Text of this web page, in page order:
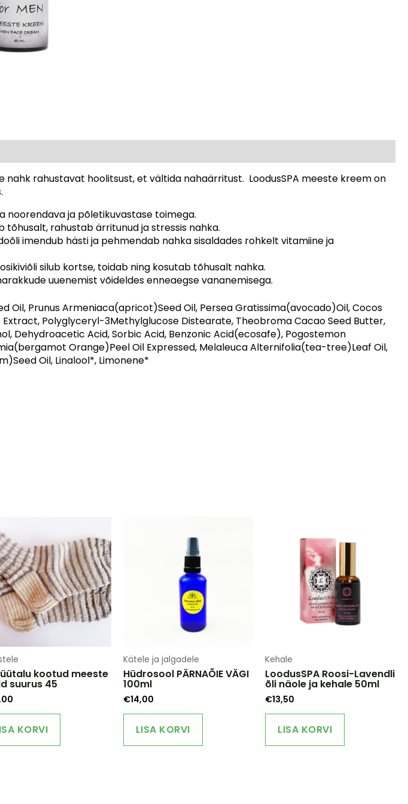
nahk rahustavat hoolitsust, et vältida nahaärritust. LoodusSPA meeste kreem on
noorendava ja põletikuvastase toimega.
tõhusalt, rahustab ärritunud ja stressis nahka.
imendub hästi ja pehmendab nahka sisaldades rohkelt vitamiine ja
silub kortse, toidab ning kosutab tõhusalt nahka.
uuenemist võideldes enneaegse vananemisega.
Oil, Prunus Armeniaca(apricot)Seed Oil, Persea Gratissima(avocado)Oil, Cocos
Extract, Polyglyceryl-3Methylglucose Distearate, Theobroma Cacao Seed Butter,
Dehydroacetic Acid, Sorbic Acid, Benzonic Acid(ecosafe), Pogostemon
Orange)Peel Oil Expressed, Melaleuca Alternifolia(tea-tree)Leaf Oil,
Oil, Linalool*, Limonene*
kootud meeste
suurus 45
KORVI
Kätele ja jalgadele
Hüdrosool PÄRNAÕIE VÄGI
100ml
€14,00
LISA KORVI
Kehale
LoodusSPA Roosi-Lavendli
õli näole ja kehale 50ml
€13,50
LISA KORVI